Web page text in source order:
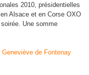
2010, présidentielles
Alsace et en Corse OXO
Une somme
de Fontenay